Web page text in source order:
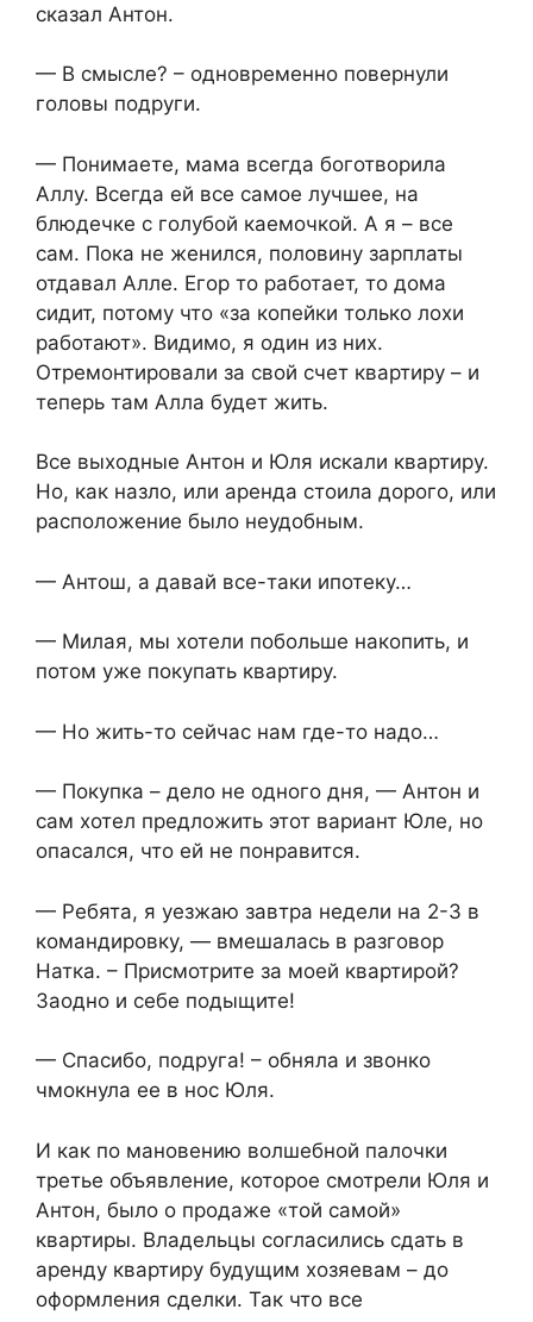
сказал Антон.
— В смысле? – одновременно повернули
головы подруги.
— Понимаете, мама всегда боготворила
Аллу. Всегда ей все самое лучшее, на
блюдечке с голубой каемочкой. А я – все
сам. Пока не женился, половину зарплаты
отдавал Алле. Егор то работает, то дома
сидит, потому что «за копейки только лохи
работают». Видимо, я один из них.
Отремонтировали за свой счет квартиру – и
теперь там Алла будет жить.
Все выходные Антон и Юля искали квартиру.
Но, как назло, или аренда стоила дорого, или
расположение было неудобным.
— Антош, а давай все-таки ипотеку…
— Милая, мы хотели побольше накопить, и
потом уже покупать квартиру.
— Но жить-то сейчас нам где-то надо…
— Покупка – дело не одного дня, — Антон и
сам хотел предложить этот вариант Юле, но
опасался, что ей не понравится.
— Ребята, я уезжаю завтра недели на 2-3 в
командировку, — вмешалась в разговор
Натка. – Присмотрите за моей квартирой?
Заодно и себе подыщите!
— Спасибо, подруга! – обняла и звонко
чмокнула ее в нос Юля.
И как по мановению волшебной палочки
третье объявление, которое смотрели Юля и
Антон, было о продаже «той самой»
квартиры. Владельцы согласились сдать в
аренду квартиру будущим хозяевам – до
оформления сделки. Так что все